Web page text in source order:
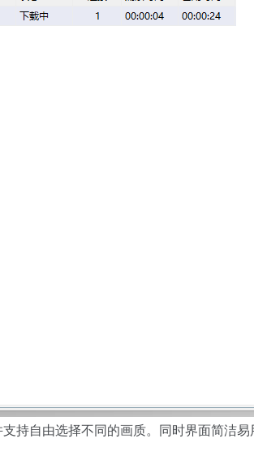
持自由选择不同的画质。同时界面简洁